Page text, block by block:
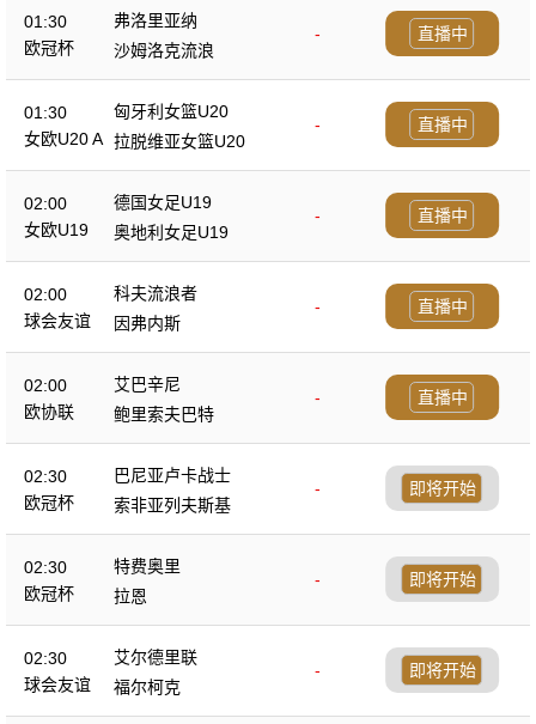
01:30
欧冠杯
弗洛里亚纳
-
沙姆洛克流浪
直播中
01:30
女欧U20 A
匈牙利女篮U20
-
拉脱维亚女篮U20
直播中
02:00
女欧U19
德国女足U19
-
奥地利女足U19
直播中
02:00
球会友谊
科夫流浪者
-
因弗内斯
直播中
02:00
欧协联
艾巴辛尼
-
鲍里索夫巴特
直播中
02:30
欧冠杯
巴尼亚卢卡战士
-
索非亚列夫斯基
即将开始
02:30
欧冠杯
特费奥里
-
拉恩
即将开始
02:30
球会友谊
艾尔德里联
-
福尔柯克
即将开始